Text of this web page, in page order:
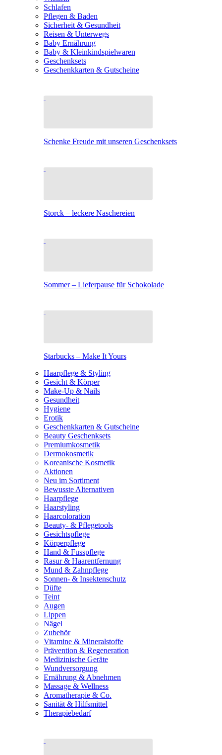
Schlafen
Pflegen & Baden
Sicherheit & Gesundheit
Reisen & Unterwegs
Baby Ernährung
Baby & Kleinkindspielwaren
Geschenksets
Geschenkkarten & Gutscheine
Schenke Freude mit unseren Geschenksets
Storck – leckere Naschereien
Sommer – Lieferpause für Schokolade
Starbucks – Make It Yours
Haarpflege & Styling
Gesicht & Körper
Make-Up & Nails
Gesundheit
Hygiene
Erotik
Geschenkkarten & Gutscheine
Beauty Geschenksets
Premiumkosmetik
Dermokosmetik
Koreanische Kosmetik
Aktionen
Neu im Sortiment
Bewusste Alternativen
Haarpflege
Haarstyling
Haarcoloration
Beauty- & Pflegetools
Gesichtspflege
Körperpflege
Hand & Fusspflege
Rasur & Haarentfernung
Mund & Zahnpflege
Sonnen- & Insektenschutz
Düfte
Teint
Augen
Lippen
Nägel
Zubehör
Vitamine & Mineralstoffe
Prävention & Regeneration
Medizinische Geräte
Wundversorgung
Ernährung & Abnehmen
Massage & Wellness
Aromatherapie & Co.
Sanität & Hilfsmittel
Therapiebedarf